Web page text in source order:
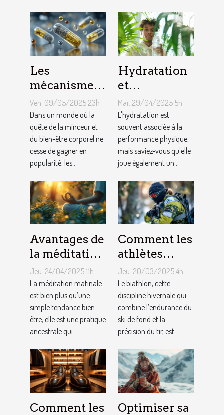
Les
mécanismes
d'action des
gélules
minceur sur
l'organisme
Ven. 09/05/2025 23h
Dans un monde où la
quête de la minceur et
du bien-être corporel ne
cesse de gagner en
popularité, les...
Hydratation
et
performance
cognitive les
liens étroits à
connaître
pour booster
votre
productivité
Mar. 29/04/2025 5h
L'hydratation est
souvent associée à la
performance physique,
mais saviez-vous qu'elle
joue également un...
Avantages de
la méditation
matinale
pour le bien-
être
quotidien et
la gestion du
Jeu. 24/04/2025 11h
La méditation matinale
est bien plus qu’une
simple tendance bien-
être; elle est une pratique
ancestrale qui...
Comment les
athlètes
gèrent le
stress et les
attentes
d'une
carrière en
biathlon
Jeu. 20/03/2025 4h
Le biathlon, cette
discipline hivernale qui
combine l’endurance du
ski de fond et la
précision du tir, est...
Comment les Optimiser sa